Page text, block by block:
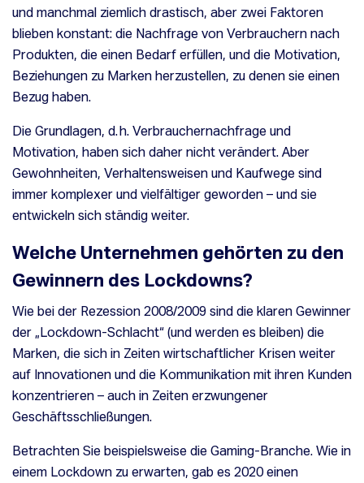
und manchmal ziemlich drastisch, aber zwei Faktoren
blieben konstant: die Nachfrage von Verbrauchern nach
Produkten, die einen Bedarf erfüllen, und die Motivation,
Beziehungen zu Marken herzustellen, zu denen sie einen
Bezug haben.
Die Grundlagen, d. h. Verbrauchernachfrage und
Motivation, haben sich daher nicht verändert. Aber
Gewohnheiten, Verhaltensweisen und Kaufwege sind
immer komplexer und vielfältiger geworden – und sie
entwickeln sich ständig weiter.
Welche Unternehmen gehörten zu den
Gewinnern des Lockdowns?
Wie bei der Rezession 2008/2009 sind die klaren Gewinner
der „Lockdown-Schlacht“ (und werden es bleiben) die
Marken, die sich in Zeiten wirtschaftlicher Krisen weiter
auf Innovationen und die Kommunikation mit ihren Kunden
konzentrieren – auch in Zeiten erzwungener
Geschäftsschließungen.
Betrachten Sie beispielsweise die Gaming-Branche. Wie in
einem Lockdown zu erwarten, gab es 2020 einen